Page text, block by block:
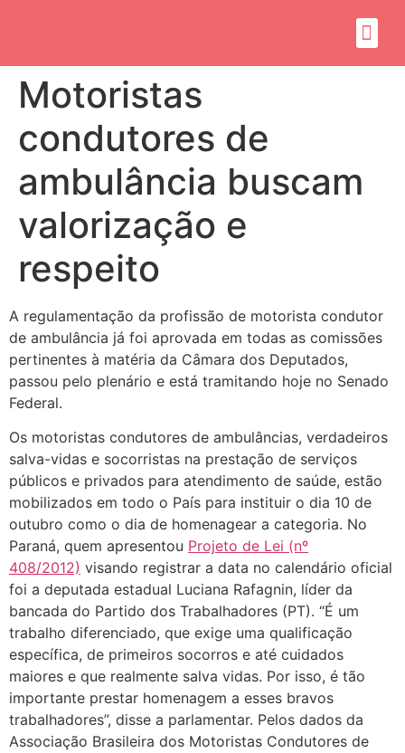
Motoristas
condutores de
ambulância buscam
valorização e
respeito
A regulamentação da profissão de motorista condutor
de ambulância já foi aprovada em todas as comissões
pertinentes à matéria da Câmara dos Deputados,
passou pelo plenário e está tramitando hoje no Senado
Federal.
Os motoristas condutores de ambulâncias, verdadeiros
salva-vidas e socorristas na prestação de serviços
públicos e privados para atendimento de saúde, estão
mobilizados em todo o País para instituir o dia 10 de
outubro como o dia de homenagear a categoria. No
Paraná, quem apresentou Projeto de Lei (nº
408/2012) visando registrar a data no calendário oficial
foi a deputada estadual Luciana Rafagnin, líder da
bancada do Partido dos Trabalhadores (PT). “É um
trabalho diferenciado, que exige uma qualificação
específica, de primeiros socorros e até cuidados
maiores e que realmente salva vidas. Por isso, é tão
importante prestar homenagem a esses bravos
trabalhadores”, disse a parlamentar. Pelos dados da
Associação Brasileira dos Motoristas Condutores de